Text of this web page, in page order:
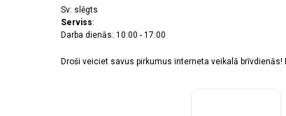
Sv: slēgts
Serviss:
Darba dienās: 10:00 - 17:00
Droši veiciet savus pirkumus interneta veikalā